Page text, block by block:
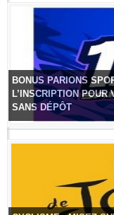
BONUS PARIONS
L’INSCRIPTION
SANS DÉPÔT